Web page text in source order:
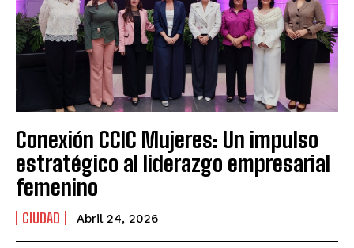
Conexión CCIC Mujeres: Un impulso
estratégico al liderazgo empresarial
femenino
CIUDAD Abril 24, 2026